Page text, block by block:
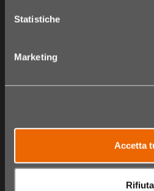
Statistiche
Marketing
Accetta
Rifiuta
Chi siamo